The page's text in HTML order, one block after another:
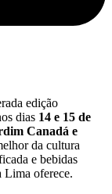
edição
dias 14 e 15 de
Canadá e
da cultura
e bebidas
Lima oferece.